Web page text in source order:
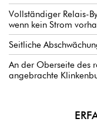
Vollständiger Relais-
wenn kein Strom
Seitliche
An der Oberseite des
angebrachte